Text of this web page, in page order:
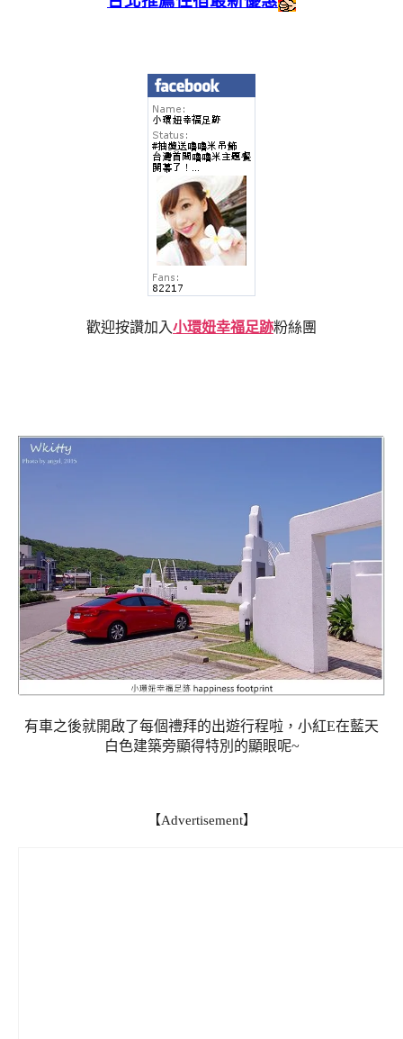
歡迎按讚加入小環妞幸福足跡粉絲團
有車之後就開啟了每個禮拜的出遊行程啦，小紅E在藍天
白色建築旁顯得特別的顯眼呢~
【Advertisement】